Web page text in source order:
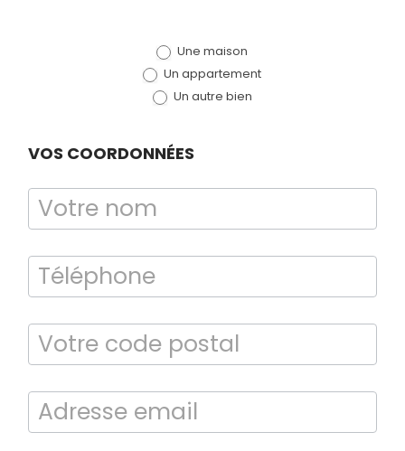
TERMITES
Une maison
Un appartement
Un autre bien
VOS COORDONNÉES